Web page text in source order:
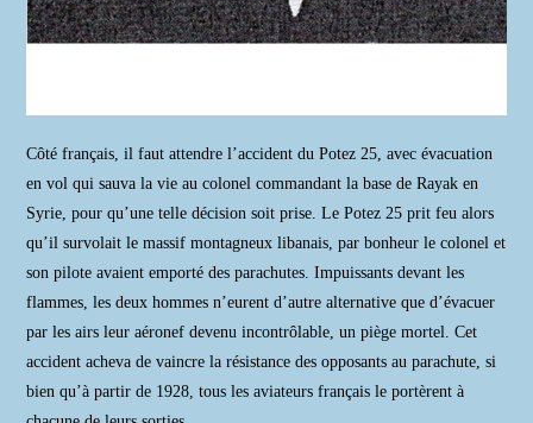
Côté français, il faut attendre l’accident du Potez 25, avec évacuation
en vol qui sauva la vie au colonel commandant la base de Rayak en
Syrie, pour qu’une telle décision soit prise. Le Potez 25 prit feu alors
qu’il survolait le massif montagneux libanais, par bonheur le colonel et
son pilote avaient emporté des parachutes. Impuissants devant les
flammes, les deux hommes n’eurent d’autre alternative que d’évacuer
par les airs leur aéronef devenu incontrôlable, un piège mortel. Cet
accident acheva de vaincre la résistance des opposants au parachute, si
bien qu’à partir de 1928, tous les aviateurs français le portèrent à